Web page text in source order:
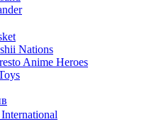
Nations
Anime Heroes